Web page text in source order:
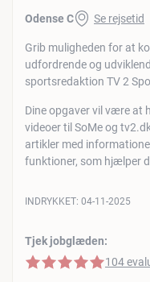
Odense C Se rejsetid
Grib muligheden for at
udfordrende og
sportsredaktion TV 2
Dine opgaver vil være at
videoer til SoMe og
artikler med
funktioner, som hjælper
Tjek jobglæden:
5 af 5 stjerner
104
INDRYKKET: 04-11-2025